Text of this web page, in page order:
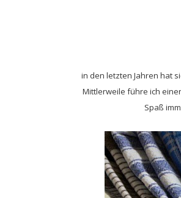
in den letzten Jahren hat
Mittlerweile führe ich
Spaß